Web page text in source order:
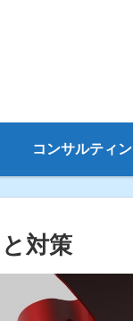
コンサルティ
対策